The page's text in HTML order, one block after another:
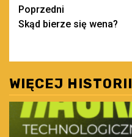
Zobacz
wpisy
Poprzedni
Skąd bierze się wena?
WIĘCEJ HISTORII